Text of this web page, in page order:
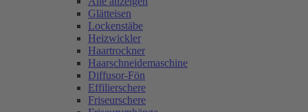
Glätteisen
Lockenstäbe
Heizwickler
Haartrockner
Haarschneidemaschine
Diffusor-Fön
Effilierschere
Friseurschere